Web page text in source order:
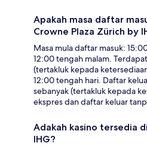
Apakah masa daftar
Crowne Plaza Zürich by
Masa mula daftar masuk:
12:00 tengah malam.
(tertakluk kepada
12:00 tengah hari. Daftar
sebanyak (tertakluk kepada
ekspres dan daftar keluar
Adakah kasino tersedia
IHG?